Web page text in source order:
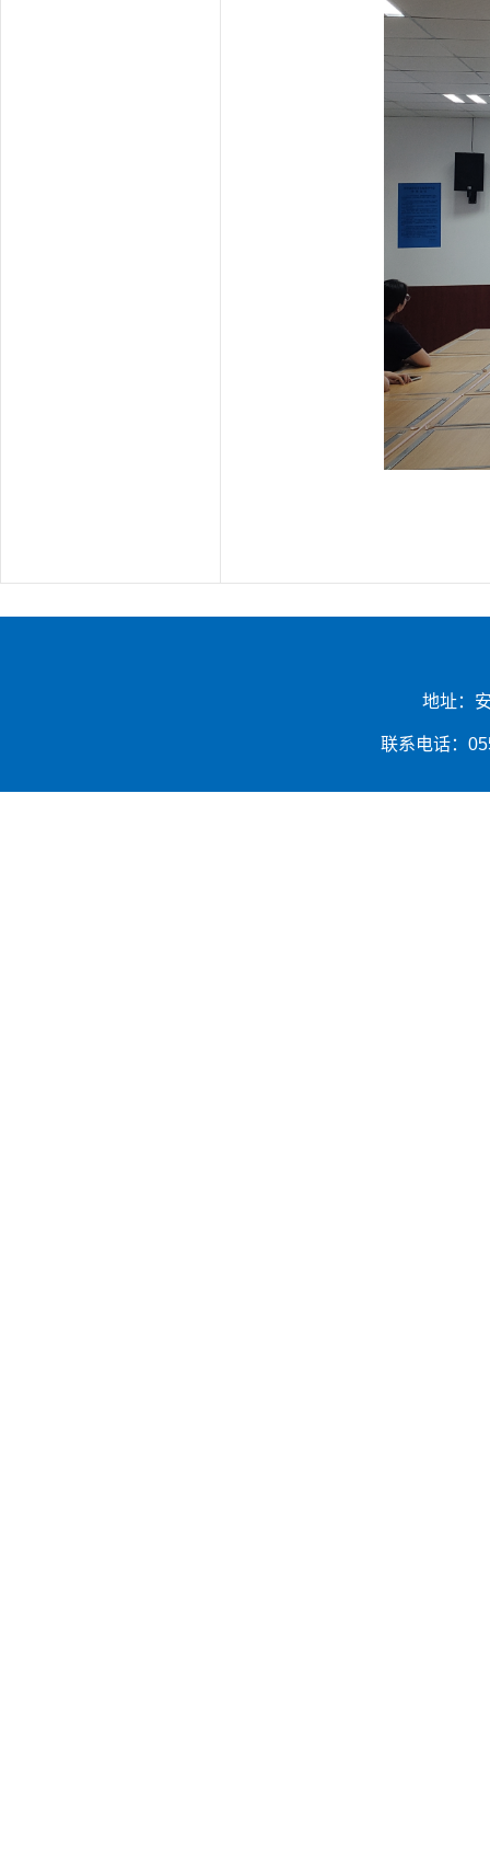
地址：
联系电话：